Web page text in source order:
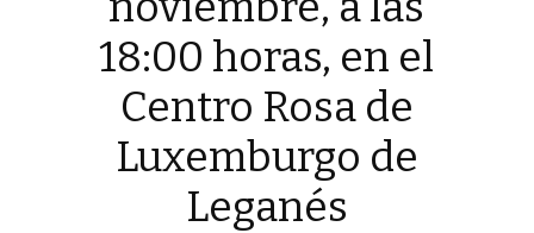
18:00 horas, en el
Centro Rosa de
Luxemburgo de
Leganés